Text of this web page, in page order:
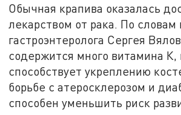
Обычная крапива оказалась
лекарством от рака. По словам
гастроэнтеролога Сергея
содержится много витамина К,
способствует укреплению
борьбе с атеросклерозом и
способен уменьшить риск